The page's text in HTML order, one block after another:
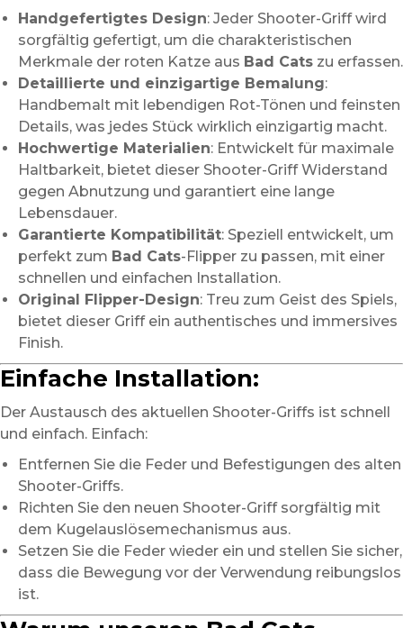
Handgefertigtes Design: Jeder Shooter-Griff wird
sorgfältig gefertigt, um die charakteristischen
Merkmale der roten Katze aus Bad Cats zu erfassen.
Detaillierte und einzigartige Bemalung:
Handbemalt mit lebendigen Rot-Tönen und feinsten
Details, was jedes Stück wirklich einzigartig macht.
Hochwertige Materialien: Entwickelt für maximale
Haltbarkeit, bietet dieser Shooter-Griff Widerstand
gegen Abnutzung und garantiert eine lange
Lebensdauer.
Garantierte Kompatibilität: Speziell entwickelt, um
perfekt zum Bad Cats-Flipper zu passen, mit einer
schnellen und einfachen Installation.
Original Flipper-Design: Treu zum Geist des Spiels,
bietet dieser Griff ein authentisches und immersives
Finish.
Einfache Installation:
Der Austausch des aktuellen Shooter-Griffs ist schnell
und einfach. Einfach:
Entfernen Sie die Feder und Befestigungen des alten
Shooter-Griffs.
Richten Sie den neuen Shooter-Griff sorgfältig mit
dem Kugelauslösemechanismus aus.
Setzen Sie die Feder wieder ein und stellen Sie sicher,
dass die Bewegung vor der Verwendung reibungslos
ist.